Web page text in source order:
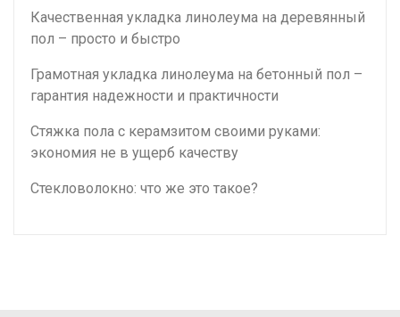
Качественная укладка линолеума на деревянный
пол – просто и быстро
Грамотная укладка линолеума на бетонный пол –
гарантия надежности и практичности
Стяжка пола с керамзитом своими руками:
экономия не в ущерб качеству
Стекловолокно: что же это такое?